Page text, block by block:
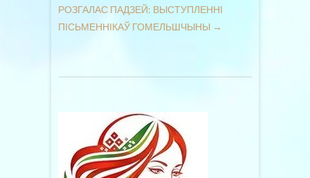
РОЗГАЛАС ПАДЗЕЙ: ВЫСТУПЛЕННІ
ПІСЬМЕННІКАЎ ГОМЕЛЬШЧЫНЫ →